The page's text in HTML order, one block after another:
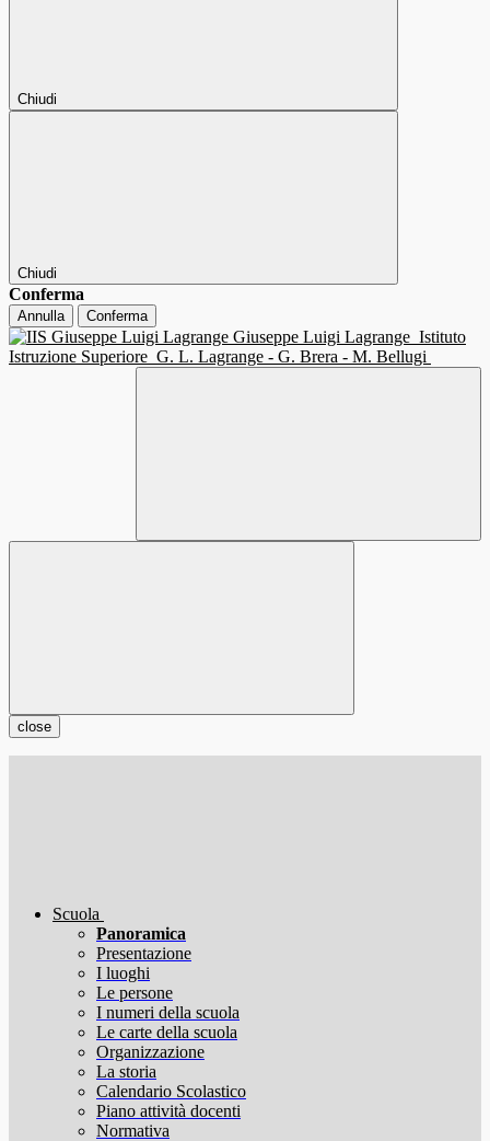
Chiudi
Chiudi
Conferma
Annulla Conferma
Giuseppe Luigi Lagrange Istituto
Istruzione Superiore G. L. Lagrange - G. Brera - M. Bellugi
close
Scuola
Panoramica
Presentazione
I luoghi
Le persone
I numeri della scuola
Le carte della scuola
Organizzazione
La storia
Calendario Scolastico
Piano attività docenti
Normativa